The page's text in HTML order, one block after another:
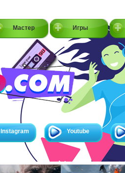
Мастер Игры
Instagram Youtube